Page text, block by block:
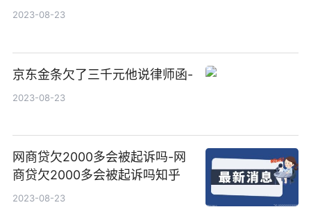
2023-08-23
京东金条欠了三千元他说律师函-
2023-08-23
网商贷欠2000多会被起诉吗-网
商贷欠2000多会被起诉吗知乎
2023-08-23